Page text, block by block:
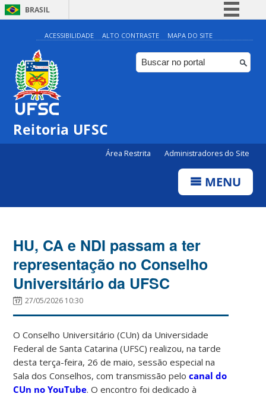
BRASIL
Simplifique!
Comunica BR
Participe
ACESSIBILIDADE ALTO CONTRASTE MAPA DO SITE
Reitoria UFSC
Área Restrita Administradores do Site
MENU
HU, CA e NDI passam a ter
representação no Conselho
Universitário da UFSC
27/05/2026 10:30
O Conselho Universitário (CUn) da Universidade
Federal de Santa Catarina (UFSC) realizou, na tarde
desta terça-feira, 26 de maio, sessão especial na
Sala dos Conselhos, com transmissão pelocanal do
CUn no YouTube. O encontro foi dedicado à